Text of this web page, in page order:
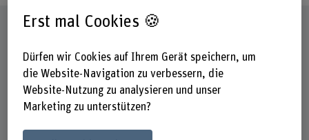
Steckbrief
Erst mal Cookies 🍪
Dürfen wir Cookies auf Ihrem Gerät speichern, um
die Website-Navigation zu verbessern, die
Website-Nutzung zu analysieren und unser
Marketing zu unterstützen?